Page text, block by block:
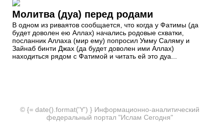
Молитва (дуа) перед родами
В одном из риваятов сообщается, что когда у Фатимы (да
будет доволен ею Аллах) начались родовые схватки,
посланник Аллаха (мир ему) попросил Умму Саляму и
Зайнаб бинти Джах (да будет доволен ими Аллах)
находиться рядом с Фатимой и читать ей это дуа...
© {= date().format('Y') } Информационно-аналитический
федеральный портал "Ислам Сегодня"